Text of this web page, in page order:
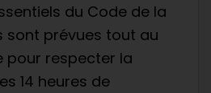
du Code de la
sont prévues tout au
pour respecter la
14 heures de